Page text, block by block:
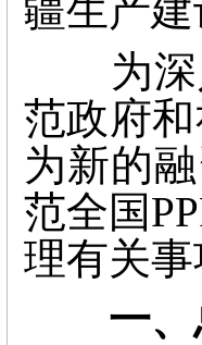
疆生产
为深入
范政府
为新的
范全国
理有关事
一